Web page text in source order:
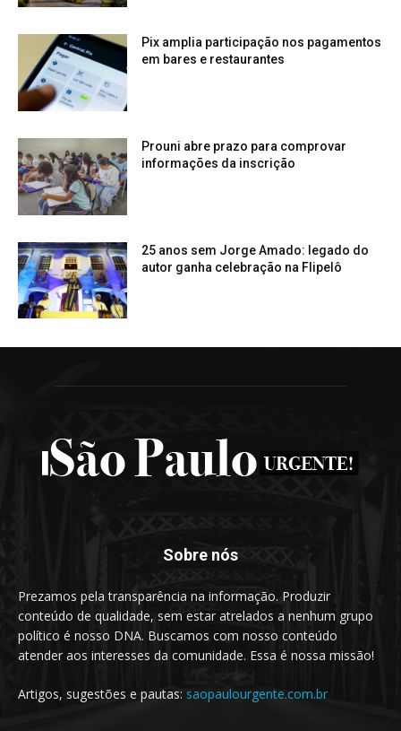
Pix amplia participação nos pagamentos
em bares e restaurantes
Prouni abre prazo para comprovar
informações da inscrição
25 anos sem Jorge Amado: legado do
autor ganha celebração na Flipelô
Sobre nós
Prezamos pela transparência na informação. Produzir
conteúdo de qualidade, sem estar atrelados a nenhum grupo
político é nosso DNA. Buscamos com nosso conteúdo
atender aos interesses da comunidade. Essa é nossa missão!
Artigos, sugestões e pautas: saopaulourgente.com.br